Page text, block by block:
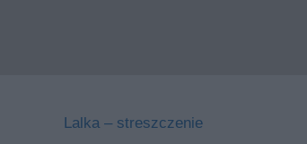
Lalka – streszczenie